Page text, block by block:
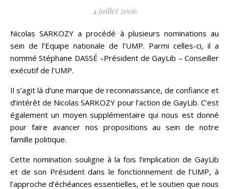
4 juillet 2006
Nicolas SARKOZY a procédé à plusieurs nominations au
sein de l’Equipe nationale de l’UMP. Parmi celles-ci, il a
nommé Stéphane DASSÉ –Président de GayLib – Conseiller
exécutif de l’UMP.
Il s’agit là d’une marque de reconnaissance, de confiance et
d’intérêt de Nicolas SARKOZY pour l’action de GayLib. C’est
également un moyen supplémentaire qui nous est donné
pour faire avancer nos propositions au sein de notre
famille politique.
Cette nomination souligne à la fois l’implication de GayLib
et de son Président dans le fonctionnement de l’UMP, à
l’approche d’échéances essentielles, et le soutien que nous